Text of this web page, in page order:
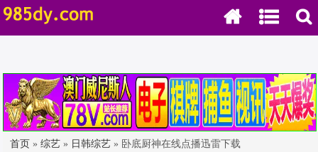
首页 »综艺 » 日韩综艺 » 卧底厨神在线点播迅雷下载